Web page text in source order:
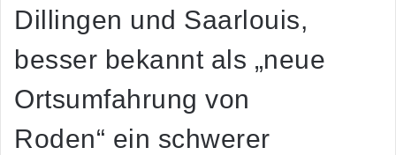
Dillingen und Saarlouis,
besser bekannt als „neue
Ortsumfahrung von
Roden“ ein schwerer